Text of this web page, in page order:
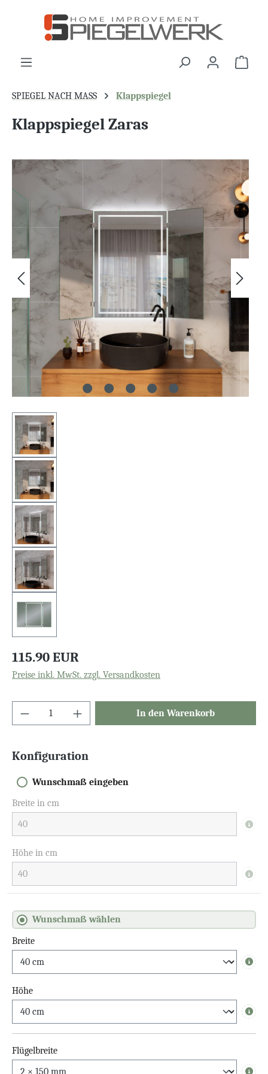
springen
SPIEGEL NACH MASS Klappspiegel
Klappspiegel Zaras
115.90 EUR
Preise inkl. MwSt. zzgl. Versandkosten
In den Warenkorb
Konfiguration
Wunschmaß eingeben
Breite in cm
Info
Höhe in cm
Info
Wunschmaß wählen
Breite
Info
Höhe
Info
Flügelbreite